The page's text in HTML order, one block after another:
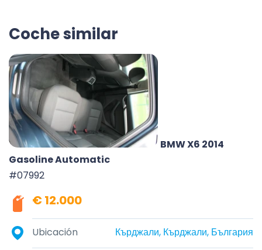
Coche similar
BMW X6 2014
Gasoline Automatic
#07992
€ 12.000
Ubicación Кърджали, Кърджали, България